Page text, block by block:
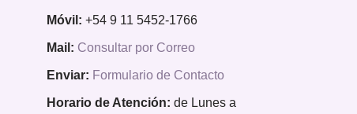
Móvil: +54 9 11 5452-1766
Mail: Consultar por Correo
Enviar: Formulario de Contacto
Horario de Atención: de Lunes a